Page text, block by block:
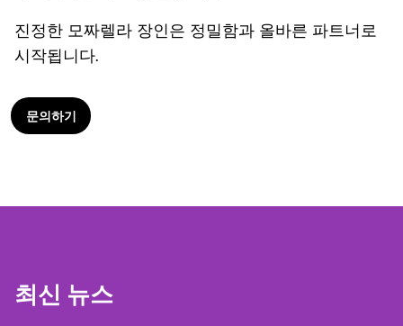
진정한 모짜렐라 장인은 정밀함과 올바른 파트너로
시작됩니다.
문의하기
최신 뉴스